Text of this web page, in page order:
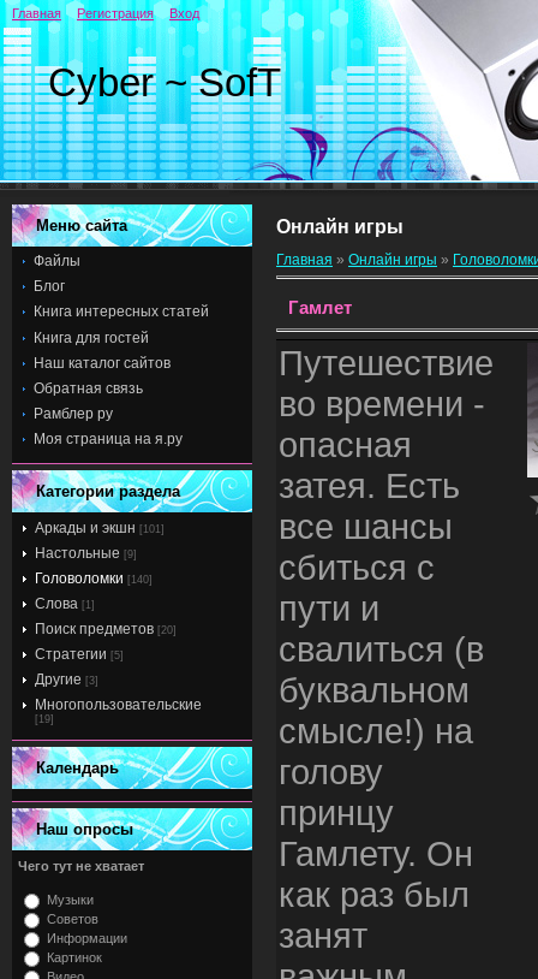
Cyber ~ SofT
Главная Регистрация Вход
Меню сайта
Файлы
Блог
Книга интересных статей
Книга для гостей
Наш каталог сайтов
Обратная связь
Рамблер ру
Моя страница на я.ру
Категории раздела
Аркады и экшн [101]
Настольные [9]
Головоломки [140]
Слова [1]
Поиск предметов [20]
Стратегии [5]
Другие [3]
Многопользовательские
[19]
Календарь
Наш опросы
Чего тут не хватает
Музыки
Советов
Информации
Картинок
Видео
Онлайн игры
Главная » Онлайн игры »
Гамлет
Путешествие
во времени -
опасная
затея. Есть
все шансы
сбиться с
пути и
свалиться (в
буквальном
смысле!) на
голову
принцу
Гамлету. Он
как раз был
занят